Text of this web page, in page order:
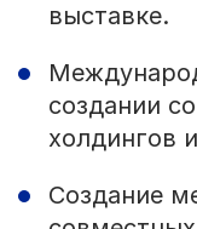
выставке.
создании
холдингов
Создание